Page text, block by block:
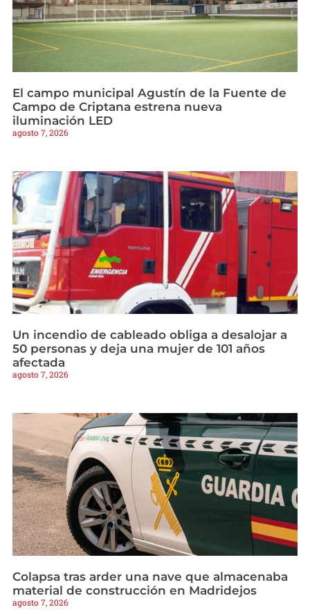
El campo municipal Agustín de la Fuente de
Campo de Criptana estrena nueva
iluminación LED
agosto 7, 2026
Un incendio de cableado obliga a desalojar a
50 personas y deja una mujer de 101 años
afectada
agosto 7, 2026
Colapsa tras arder una nave que almacenaba
material de construcción en Madridejos
agosto 7, 2026